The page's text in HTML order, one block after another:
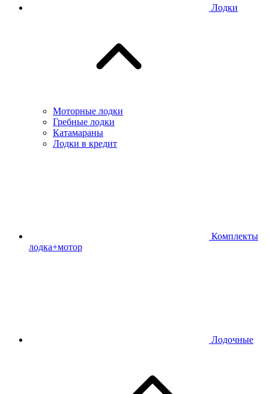
Лодки
Моторные лодки
Гребные лодки
Катамараны
Лодки в кредит
Комплекты
лодка+мотор
Лодочные